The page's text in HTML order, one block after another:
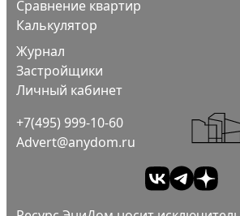
Сравнение квартир
Калькулятор
Журнал
Застройщики
Личный кабинет
+7(495) 999-10-60
Advert@anydom.ru